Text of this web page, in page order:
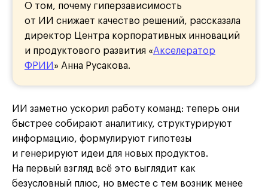
О том, почему гиперзависимость
от ИИ снижает качество решений, рассказала
директор Центра корпоративных инноваций
и продуктового развития «Акселератор
ФРИИ » Анна Русакова.
ИИ заметно ускорил работу команд: теперь они
быстрее собирают аналитику, структурируют
информацию, формулируют гипотезы
и генерируют идеи для новых продуктов.
На первый взгляд всё это выглядит как
безусловный плюс, но вместе с тем возник менее